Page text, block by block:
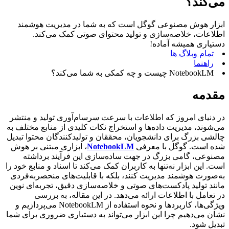
ابزار هوش مصنوعی گوگل است که به شما در مدیریت هوشمند
اطلاعات، خلاصه‌سازی و تولید محتوای صوتی کمک می‌کند.
دستیاری همیشه آماده!
تمام وبلاگ ها
راهنما
NotebookLM چیست و چه کمکی به شما می‌کند؟
مقدمه
در دنیای امروز که اطلاعات با سرعت سرسام‌آوری تولید و منتشر
می‌شوند، مدیریت داده‌ها و استخراج نکات کلیدی از منابع مختلف به
چالشی بزرگ برای دانشجویان، محققان و تولیدکنندگان محتوا تبدیل
شده است. گوگل با معرفی NotebookLM، ابزاری مبتنی بر هوش
مصنوعی، گامی بزرگ در جهت ساده‌سازی این فرآیند برداشته
است. این ابزار نه‌تنها به کاربران کمک می‌کند تا اسناد و منابع خود را
به‌صورت هوشمند مدیریت کنند، بلکه با قابلیت‌های منحصربه‌فردی
مانند تولید پادکست‌های صوتی و خلاصه‌سازی دقیق، تجربه‌ای نوین
در تعامل با اطلاعات ارائه می‌دهد. در این مقاله، به بررسی
ویژگی‌ها، کاربردها و نحوه استفاده از NotebookLM می‌پردازیم و
نشان می‌دهیم چرا این ابزار می‌تواند به دستیاری ضروری برای شما
تبدیل شود.